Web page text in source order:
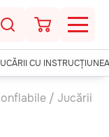
CU
/ Jucării